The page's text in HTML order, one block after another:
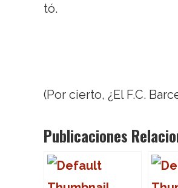
tó.
(Por cierto, ¿El F.C.
Publicaciones